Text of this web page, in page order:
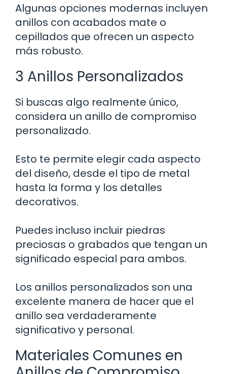
Algunas opciones modernas incluyen
anillos con acabados mate o
cepillados que ofrecen un aspecto
más robusto.
3 Anillos Personalizados
Si buscas algo realmente único,
considera un anillo de compromiso
personalizado.
Esto te permite elegir cada aspecto
del diseño, desde el tipo de metal
hasta la forma y los detalles
decorativos.
Puedes incluso incluir piedras
preciosas o grabados que tengan un
significado especial para ambos.
Los anillos personalizados son una
excelente manera de hacer que el
anillo sea verdaderamente
significativo y personal.
Materiales Comunes en